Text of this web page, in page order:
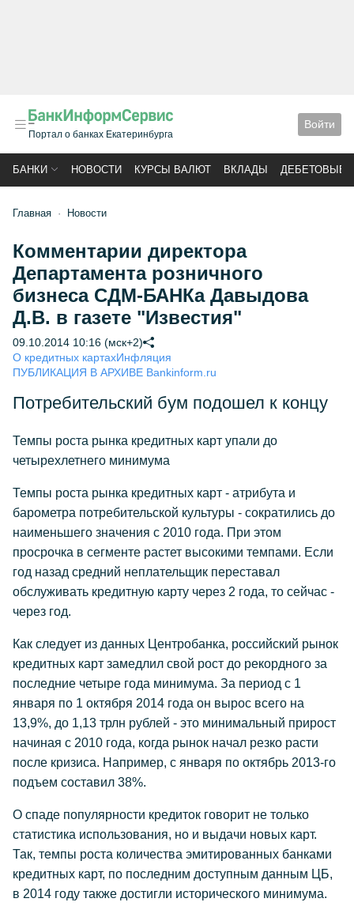
Портал о банках Екатеринбурга
Войти
БАНКИ НОВОСТИ КУРСЫ ВАЛЮТ ВКЛАДЫ ДЕБЕТОВЫЕ
Главная Новости
Комментарии директора
Департамента розничного
бизнеса СДМ-БАНКа Давыдова
Д.В. в газете "Известия"
09.10.2014 10:16 (мск+2)
О кредитных картахИнфляция
ПУБЛИКАЦИЯ В АРХИВЕ Bankinform.ru
Потребительский бум подошел к концу
Темпы роста рынка кредитных карт упали до
четырехлетнего минимума
Темпы роста рынка кредитных карт - атрибута и
барометра потребительской культуры - сократились до
наименьшего значения с 2010 года. При этом
просрочка в сегменте растет высокими темпами. Если
год назад средний неплательщик переставал
обслуживать кредитную карту через 2 года, то сейчас -
через год.
Как следует из данных Центробанка, российский рынок
кредитных карт замедлил свой рост до рекордного за
последние четыре года минимума. За период с 1
января по 1 октября 2014 года он вырос всего на
13,9%, до 1,13 трлн рублей - это минимальный прирост
начиная с 2010 года, когда рынок начал резко расти
после кризиса. Например, с января по октябрь 2013-го
подъем составил 38%.
О спаде популярности кредиток говорит не только
статистика использования, но и выдачи новых карт.
Так, темпы роста количества эмитированных банками
кредитных карт, по последним доступным данным ЦБ,
в 2014 году также достигли исторического минимума.